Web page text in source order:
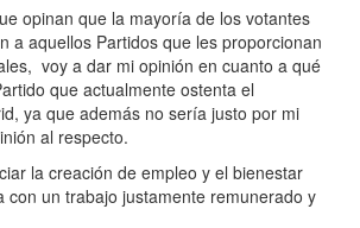
opinan que la mayoría de los votantes
a aquellos Partidos que les proporcionan
voy a dar mi opinión en cuanto a qué
que actualmente ostenta el
ya que además no sería justo por mi
al respecto.
la creación de empleo y el bienestar
con un trabajo justamente remunerado y